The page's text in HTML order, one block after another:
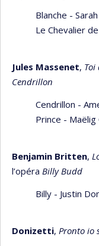
Blanche -
Le Chevalier
Jules Massenet, Toi
Cendrillon
Cendrillon -
Prince -
Benjamin Britten,
l’opéra Billy Budd
Billy - Justin
Donizetti, Pronto io